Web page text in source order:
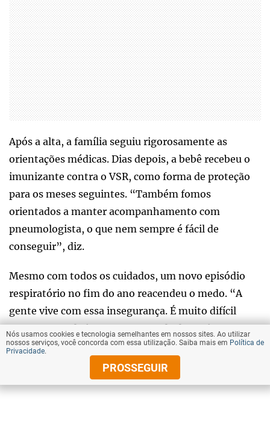
Após a alta, a família seguiu rigorosamente as
orientações médicas. Dias depois, a bebê recebeu o
imunizante contra o VSR, como forma de proteção
para os meses seguintes. “Também fomos
orientados a manter acompanhamento com
pneumologista, o que nem sempre é fácil de
conseguir”, diz.
Mesmo com todos os cuidados, um novo episódio
respiratório no fim do ano reacendeu o medo. “A
gente vive com essa insegurança. É muito difícil
passar por tudo isso sem uma rede de apoio
próxima”, desabafa.
Hoje, Núbia segue conciliando o cuidado com os
filhos, o trabalho e os desafios do dia a dia. “Faço
Nós usamos cookies e tecnologia semelhantes em nossos sites. Ao utilizar
nossos serviços, você concorda com essa utilização. Saiba mais em Política de
Privacidade.
PROSSEGUIR